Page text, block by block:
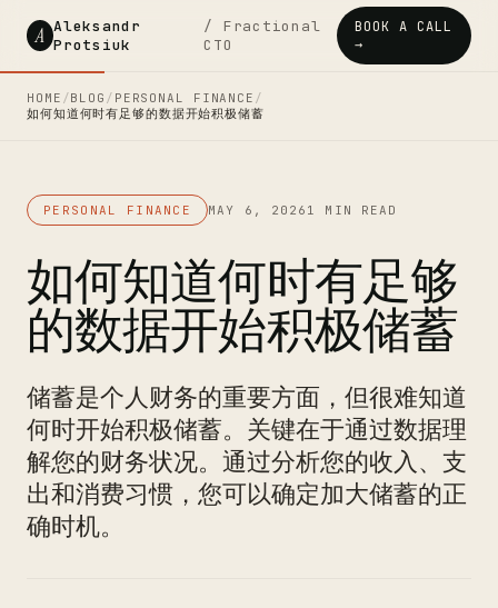
A Aleksandr
Protsiuk
/ Fractional
CTO
BOOK A CALL
→
HOME /BLOG / PERSONAL FINANCE /
如何知道何时有足够的数据开始积极储蓄
PERSONAL FINANCE MAY 6, 2026 1 MIN READ
如何知道何时有足够
的数据开始积极储蓄
储蓄是个人财务的重要方面，但很难知道
何时开始积极储蓄。关键在于通过数据理
解您的财务状况。通过分析您的收入、支
出和消费习惯，您可以确定加大储蓄的正
确时机。